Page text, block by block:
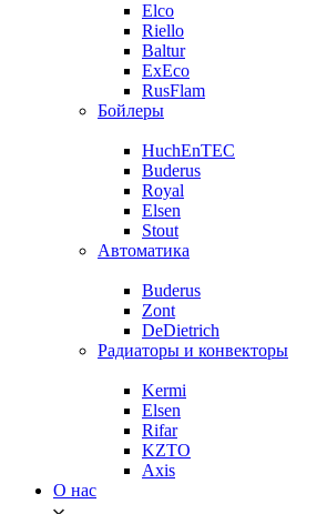
Elco
Riello
Baltur
ExEco
RusFlam
Бойлеры
HuchEnTEC
Buderus
Royal
Elsen
Stout
Автоматика
Buderus
Zont
DeDietrich
Радиаторы и конвекторы
Kermi
Elsen
Rifar
KZTO
Axis
О нас